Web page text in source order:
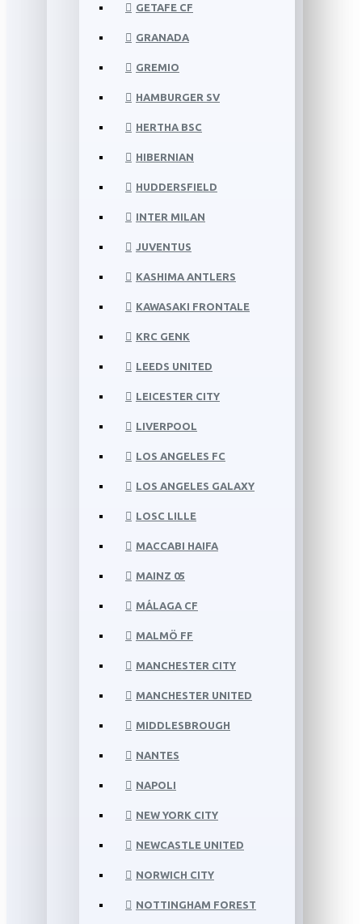
GETAFE CF
GRANADA
GREMIO
HAMBURGER SV
HERTHA BSC
HIBERNIAN
HUDDERSFIELD
INTER MILAN
JUVENTUS
KASHIMA ANTLERS
KAWASAKI FRONTALE
KRC GENK
LEEDS UNITED
LEICESTER CITY
LIVERPOOL
LOS ANGELES FC
LOS ANGELES GALAXY
LOSC LILLE
MACCABI HAIFA
MAINZ 05
MÁLAGA CF
MALMÖ FF
MANCHESTER CITY
MANCHESTER UNITED
MIDDLESBROUGH
NANTES
NAPOLI
NEW YORK CITY
NEWCASTLE UNITED
NORWICH CITY
NOTTINGHAM FOREST